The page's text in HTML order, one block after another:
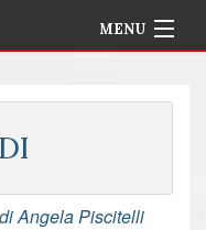
MENU
di Angela Piscitelli